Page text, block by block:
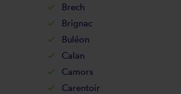
Brech
Brignac
Buléon
Calan
Camors
Carentoir